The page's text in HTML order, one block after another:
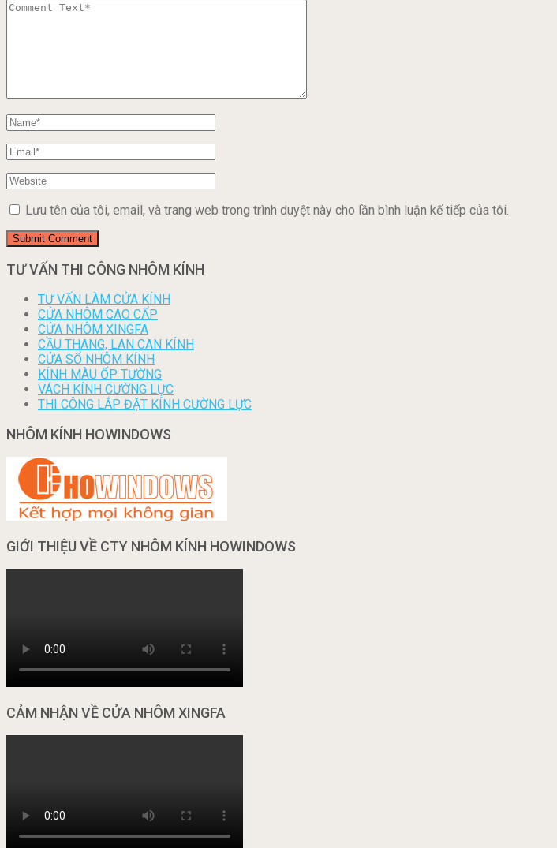
Lưu tên của tôi, email, và trang web trong trình duyệt này cho lần bình luận kế tiếp của tôi.
TƯ VẤN THI CÔNG NHÔM KÍNH
TƯ VẤN LÀM CỬA KÍNH
CỬA NHÔM CAO CẤP
CỬA NHÔM XINGFA
CẦU THANG, LAN CAN KÍNH
CỬA SỔ NHÔM KÍNH
KÍNH MÀU ỐP TƯỜNG
VÁCH KÍNH CƯỜNG LỰC
THI CÔNG LẮP ĐẶT KÍNH CƯỜNG LỰC
NHÔM KÍNH HOWINDOWS
GIỚI THIỆU VỀ CTY NHÔM KÍNH HOWINDOWS
CẢM NHẬN VỀ CỬA NHÔM XINGFA